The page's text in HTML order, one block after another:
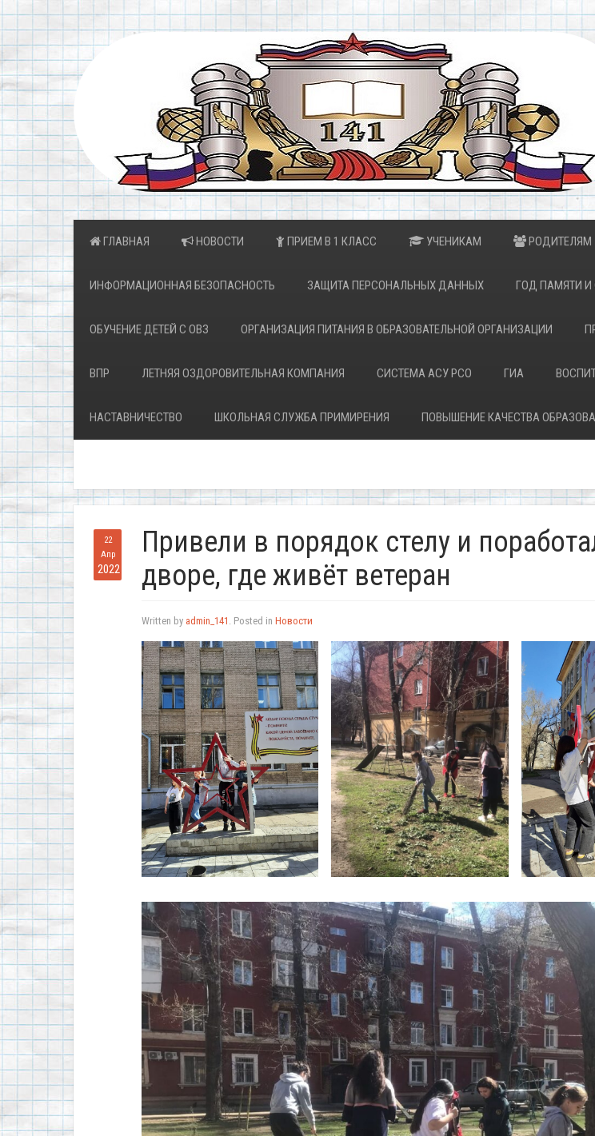
ГЛАВНАЯ НОВОСТИ ПРИЕМ В 1 КЛАСС УЧЕНИКАМ РОДИТЕЛЯМ
ИНФОРМАЦИОННАЯ БЕЗОПАСНОСТЬ ЗАЩИТА ПЕРСОНАЛЬНЫХ ДАННЫХ ГОД ПАМЯТИ
ОБУЧЕНИЕ ДЕТЕЙ С ОВЗ ОРГАНИЗАЦИЯ ПИТАНИЯ В ОБРАЗОВАТЕЛЬНОЙ ОРГАНИЗАЦИИ
ВПР ЛЕТНЯЯ ОЗДОРОВИТЕЛЬНАЯ КОМПАНИЯ СИСТЕМА АСУ РСО ГИА
НАСТАВНИЧЕСТВО ШКОЛЬНАЯ СЛУЖБА ПРИМИРЕНИЯ ПОВЫШЕНИЕ КАЧЕСТВА
22
Апр
2022
Привели в порядок стелу и
дворе, где живёт ветеран
Written by admin_141 . Posted in Новости